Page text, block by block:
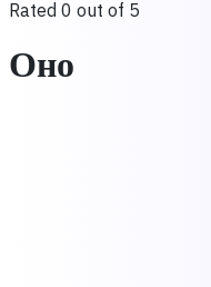
Rated 0 out of 5
Оно